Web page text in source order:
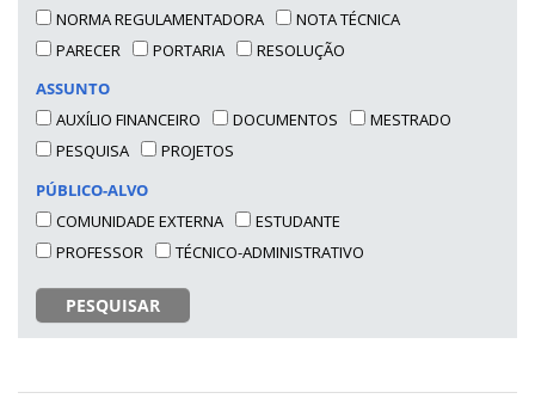
NORMA REGULAMENTADORA
NOTA TÉCNICA
PARECER
PORTARIA
RESOLUÇÃO
ASSUNTO
AUXÍLIO FINANCEIRO
DOCUMENTOS
MESTRADO
PESQUISA
PROJETOS
PÚBLICO-ALVO
COMUNIDADE EXTERNA
ESTUDANTE
PROFESSOR
TÉCNICO-ADMINISTRATIVO
PESQUISAR